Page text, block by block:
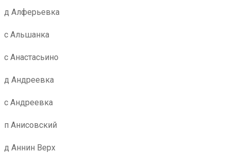
д Алферьевка
с Альшанка
с Анастасьино
д Андреевка
с Андреевка
п Анисовский
д Аннин Верх